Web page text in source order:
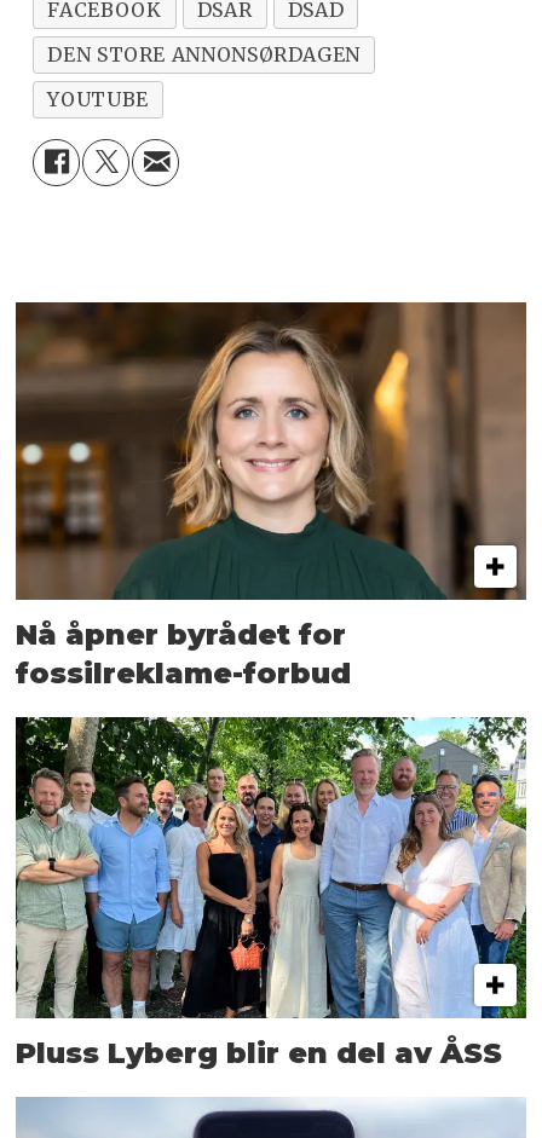
FACEBOOK
DSAR
DSAD
DEN STORE ANNONSØRDAGEN
YOUTUBE
Nå åpner byrådet for
fossilreklame-forbud
Pluss Lyberg blir en del av ÅSS